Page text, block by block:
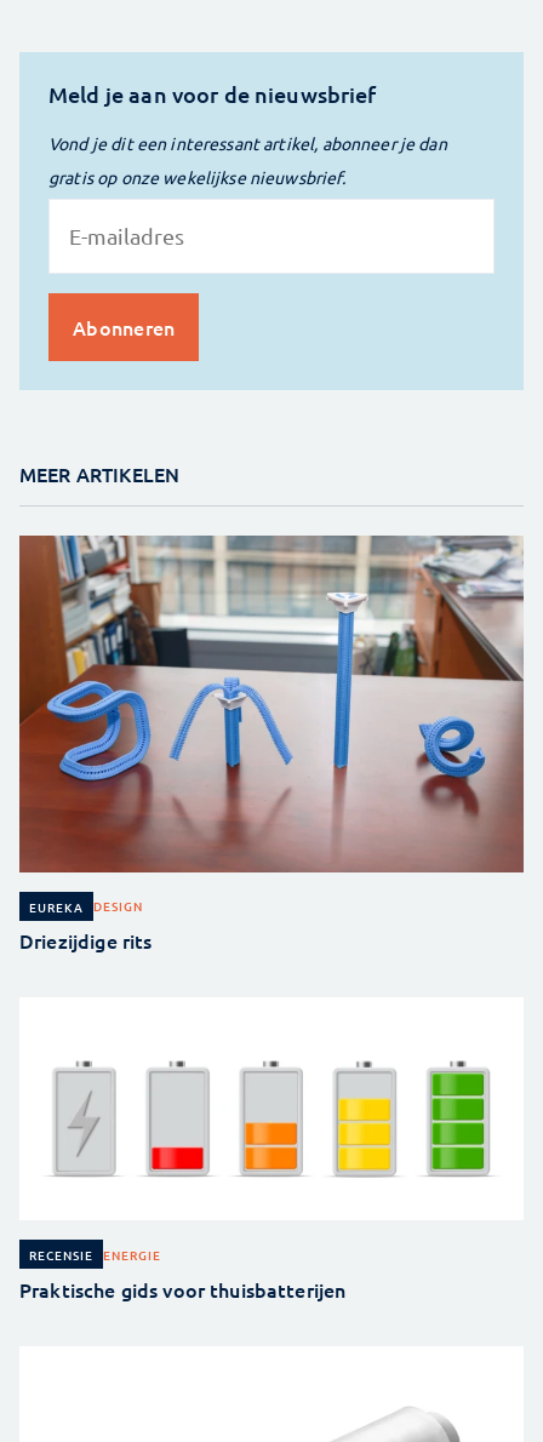
Meld je aan voor de nieuwsbrief
Vond je dit een interessant artikel, abonneer je dan
gratis op onze wekelijkse nieuwsbrief.
MEER ARTIKELEN
EUREKA DESIGN
Driezijdige rits
RECENSIE ENERGIE
Praktische gids voor thuisbatterijen